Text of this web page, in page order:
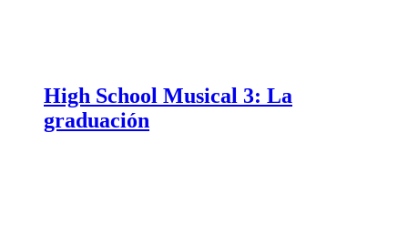
High School Musical 3: La
graduación